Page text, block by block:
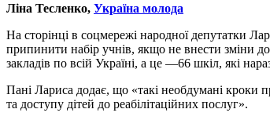
Ліна Тесленко, Україна молода
На сторінці в соцмережі народної депутатки
припинити набір учнів, якщо не внести зміни
закладів по всій Україні, а це —66 шкіл, які
Пані Лариса додає, що «такі необдумані кроки
та доступу дітей до реабілітаційних послуг».